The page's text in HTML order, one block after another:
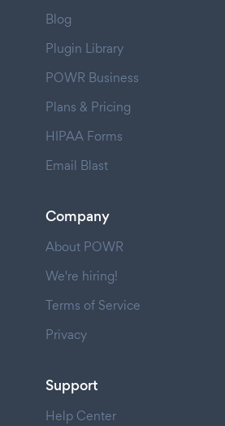
Blog
Plugin Library
POWR Business
Plans & Pricing
HIPAA Forms
Email Blast
Company
About POWR
We're hiring!
Terms of Service
Privacy
Support
Help Center